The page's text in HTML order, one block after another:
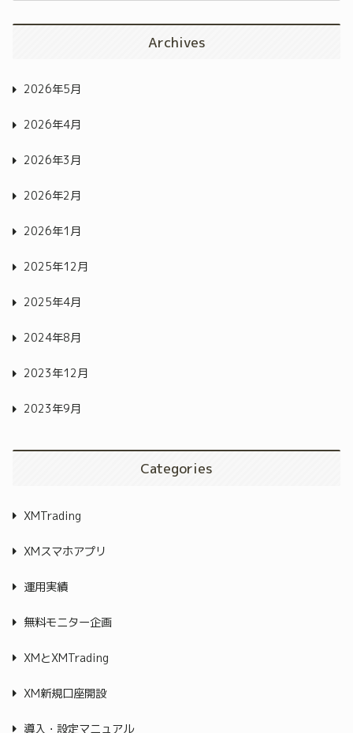
Archives
2026年5月
2026年4月
2026年3月
2026年2月
2026年1月
2025年12月
2025年4月
2024年8月
2023年12月
2023年9月
Categories
XMTrading
XMスマホアプリ
運用実績
無料モニター企画
XMとXMTrading
XM新規口座開設
導入・設定マニュアル